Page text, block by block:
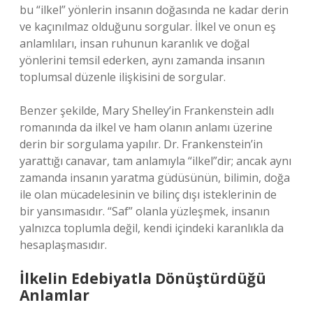
bu “ilkel” yönlerin insanın doğasında ne kadar derin
ve kaçınılmaz olduğunu sorgular. İlkel ve onun eş
anlamlıları, insan ruhunun karanlık ve doğal
yönlerini temsil ederken, aynı zamanda insanın
toplumsal düzenle ilişkisini de sorgular.
Benzer şekilde, Mary Shelley’in Frankenstein adlı
romanında da ilkel ve ham olanın anlamı üzerine
derin bir sorgulama yapılır. Dr. Frankenstein’in
yarattığı canavar, tam anlamıyla “ilkel”dir; ancak aynı
zamanda insanın yaratma güdüsünün, bilimin, doğa
ile olan mücadelesinin ve bilinç dışı isteklerinin de
bir yansımasıdır. “Saf” olanla yüzleşmek, insanın
yalnızca toplumla değil, kendi içindeki karanlıkla da
hesaplaşmasıdır.
İlkelin Edebiyatla Dönüştürdüğü
Anlamlar